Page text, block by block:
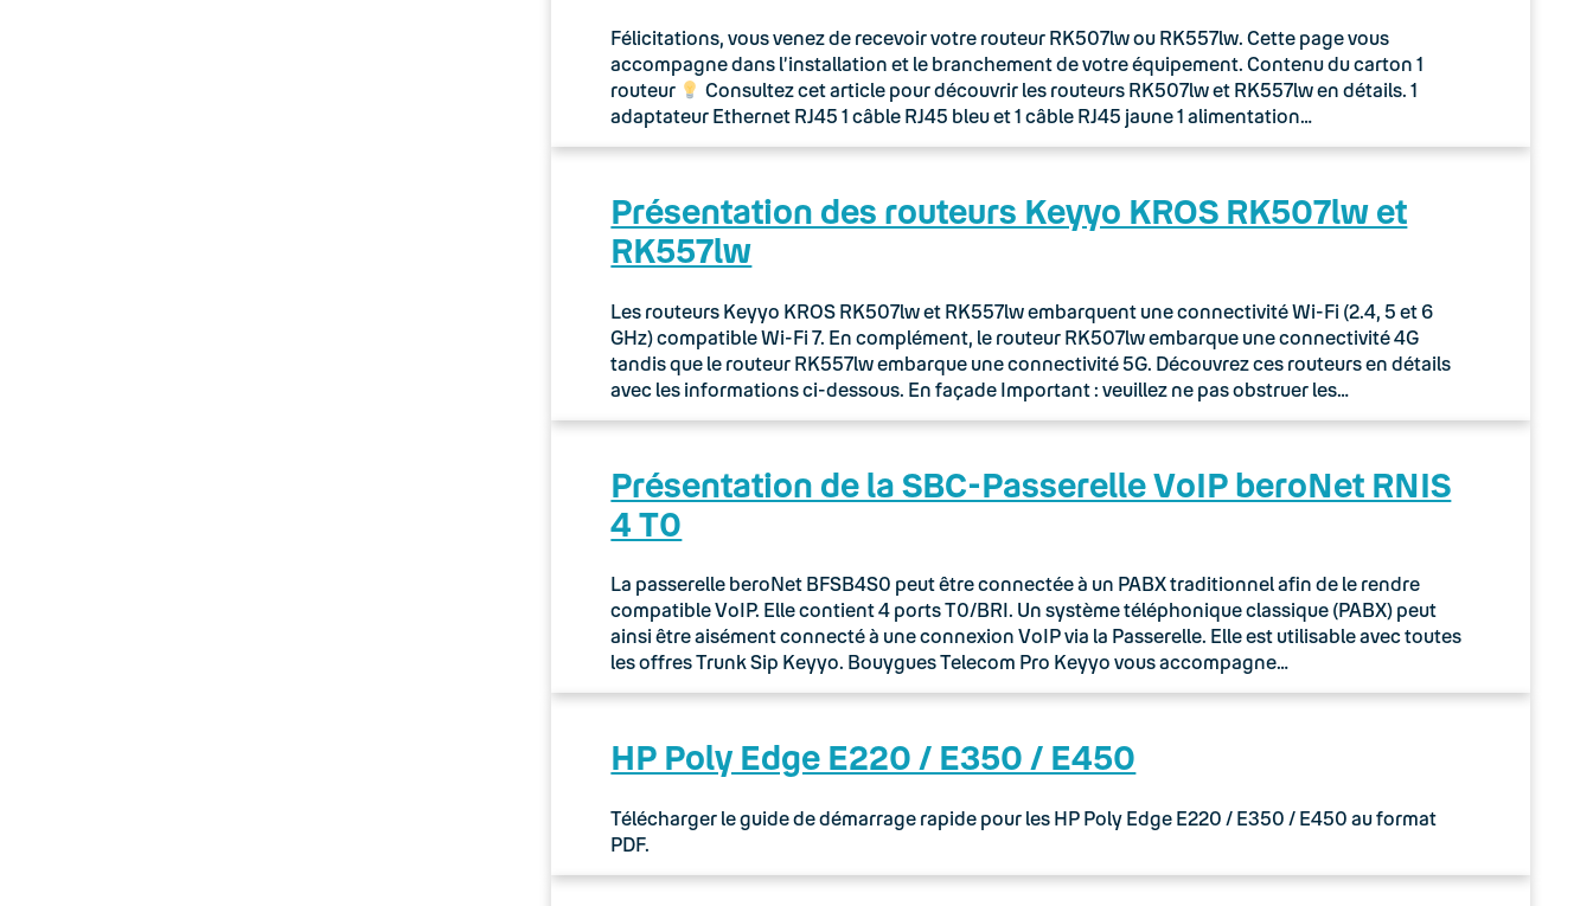
Félicitations, vous venez de recevoir votre routeur RK507lw ou RK557lw. Cette page vous
accompagne dans l’installation et le branchement de votre équipement. Contenu du carton 1
routeur
Consultez cet article pour découvrir les routeurs RK507lw et RK557lw en détails. 1
adaptateur Ethernet RJ45 1 câble RJ45 bleu et 1 câble RJ45 jaune 1 alimentation…
Présentation des routeurs Keyyo KROS RK507lw et
RK557lw
Les routeurs Keyyo KROS RK507lw et RK557lw embarquent une connectivité Wi-Fi (2.4, 5 et 6
GHz) compatible Wi-Fi 7. En complément, le routeur RK507lw embarque une connectivité 4G
tandis que le routeur RK557lw embarque une connectivité 5G. Découvrez ces routeurs en détails
avec les informations ci-dessous. En façade Important : veuillez ne pas obstruer les…
Présentation de la SBC-Passerelle VoIP beroNet RNIS
4 T0
La passerelle beroNet BFSB4S0 peut être connectée à un PABX traditionnel afin de le rendre
compatible VoIP. Elle contient 4 ports T0/BRI. Un système téléphonique classique (PABX) peut
ainsi être aisément connecté à une connexion VoIP via la Passerelle. Elle est utilisable avec toutes
les offres Trunk Sip Keyyo. Bouygues Telecom Pro Keyyo vous accompagne…
HP Poly Edge E220 / E350 / E450
Télécharger le guide de démarrage rapide pour les HP Poly Edge E220 / E350 / E450 au format
PDF.